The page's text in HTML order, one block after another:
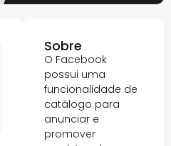
Sobre
O Facebook
possui uma
funcionalidade de
catálogo para
anunciar e
promover